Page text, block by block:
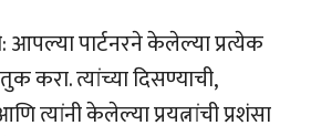
पार्टनरने केलेल्या प्रत्येक
करा. त्यांच्या दिसण्याची,
त्यांनी केलेल्या प्रयत्नांची प्रशंसा